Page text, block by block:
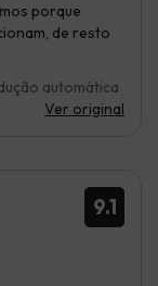
porque
de resto
automática
Ver original
9.1